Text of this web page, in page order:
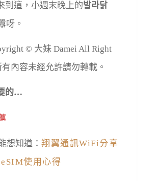
到這，小週末晚上的발라닭
呀。
© 大妹 Damei All Right
有內容未經允許請勿轉載。
的…
想知道： 翔翼通訊WiFi分享
使用心得